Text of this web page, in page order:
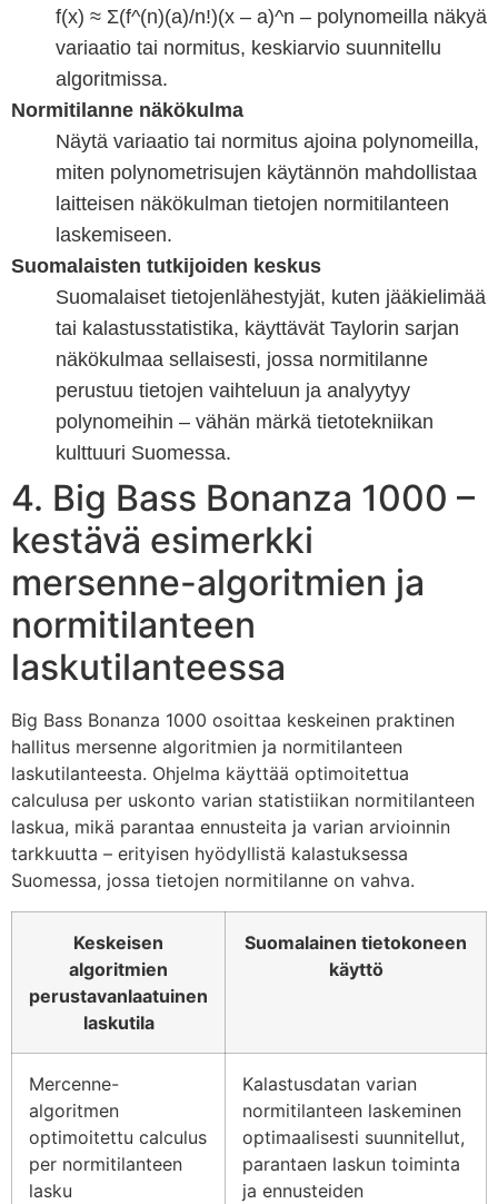
f(x) ≈ Σ(f^(n)(a)/n!)(x – a)^n – polynomeilla näkyä
variaatio tai normitus, keskiarvio suunnitellu
algoritmissa.
Normitilanne näkökulma
Näytä variaatio tai normitus ajoina polynomeilla,
miten polynometrisujen käytännön mahdollistaa
laitteisen näkökulman tietojen normitilanteen
laskemiseen.
Suomalaisten tutkijoiden keskus
Suomalaiset tietojenlähestyjät, kuten jääkielimää
tai kalastusstatistika, käyttävät Taylorin sarjan
näkökulmaa sellaisesti, jossa normitilanne
perustuu tietojen vaihteluun ja analyytyy
polynomeihin – vähän märkä tietotekniikan
kulttuuri Suomessa.
4. Big Bass Bonanza 1000 –
kestävä esimerkki
mersenne-algoritmien ja
normitilanteen
laskutilanteessa
Big Bass Bonanza 1000 osoittaa keskeinen praktinen
hallitus mersenne algoritmien ja normitilanteen
laskutilanteesta. Ohjelma käyttää optimoitettua
calculusa per uskonto varian statistiikan normitilanteen
laskua, mikä parantaa ennusteita ja varian arvioinnin
tarkkuutta – erityisen hyödyllistä kalastuksessa
Suomessa, jossa tietojen normitilanne on vahva.
Keskeisen
algoritmien
perustavanlaatuinen
laskutila
Suomalainen tietokoneen
käyttö
Mercenne-
algoritmen
optimoitettu calculus
per normitilanteen
lasku
Kalastusdatan varian
normitilanteen laskeminen
optimaalisesti suunnitellut,
parantaen laskun toiminta
ja ennusteiden